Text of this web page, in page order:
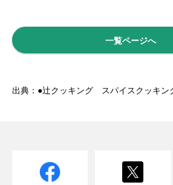
一覧ページへ
出典：●辻クッキング スパイスクッキン